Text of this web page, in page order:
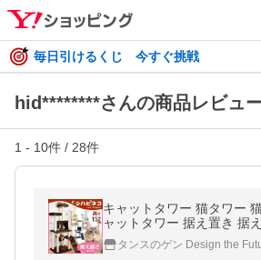
毎日引けるくじ 今すぐ挑戦
hid********さんの商品レビュ
1 - 10件 / 28件
キャットタワー 猫タワー
ャットタワー 据え置き 据
リビング 152cm 麻紐 全面
ー タンスのゲン Design the